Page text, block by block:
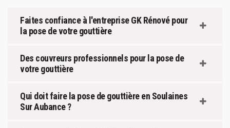
Faites confiance à l'entreprise GK Rénové pour
la pose de votre gouttière
Des couvreurs professionnels pour la pose de
votre gouttière
Qui doit faire la pose de gouttière en Soulaines
Sur Aubance ?